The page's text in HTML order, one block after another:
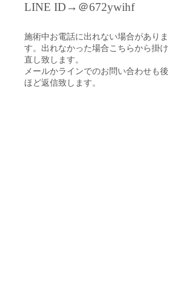
LINE ID→＠672ywihf
​施術中お電話に出れない場合がありま
す。出れなかった場合こちらから掛け
直し致します。
メールかラインでのお問い合わせも後
ほど返信致します。